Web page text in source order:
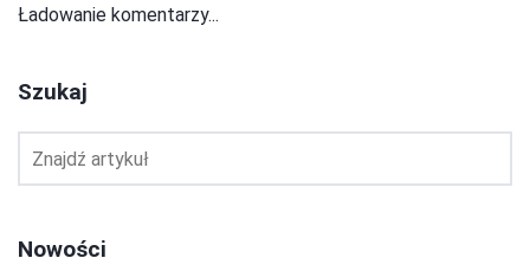
Ładowanie komentarzy...
Szukaj
Nowości